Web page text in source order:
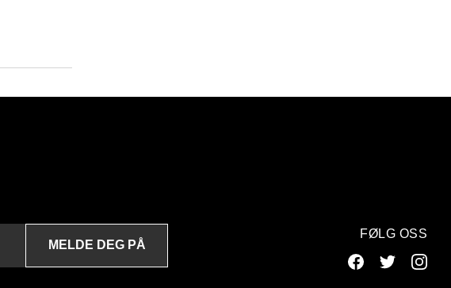
MELDE DEG PÅ
FØLG OSS